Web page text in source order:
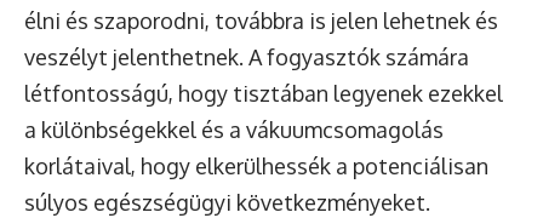
élni és szaporodni, továbbra is jelen lehetnek és
veszélyt jelenthetnek. A fogyasztók számára
létfontosságú, hogy tisztában legyenek ezekkel
a különbségekkel és a vákuumcsomagolás
korlátaival, hogy elkerülhessék a potenciálisan
súlyos egészségügyi következményeket.